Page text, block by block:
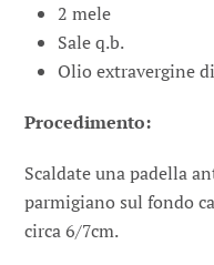
2 mele
Sale q.b.
Olio extravergine
Procedimento:
Scaldate una padella
parmigiano sul fondo
circa 6/7cm.